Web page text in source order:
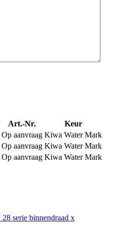
Art.-Nr.
Keur
Op aanvraag Kiwa Water Mark
Op aanvraag Kiwa Water Mark
Op aanvraag Kiwa Water Mark